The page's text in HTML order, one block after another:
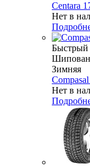
Centara
Нет в
Быстрый
Зимняя
Нет в